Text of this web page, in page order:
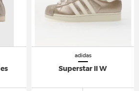
adidas
Superstar II W